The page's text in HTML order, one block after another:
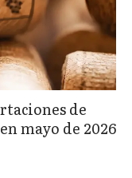
de
mayo de 2026